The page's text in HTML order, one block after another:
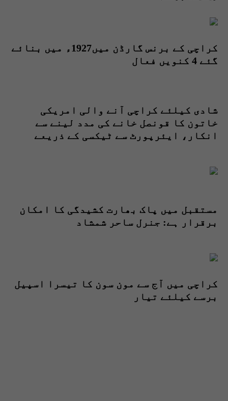
کراچی کے برنس گارڈن میں1927ء میں بنائے
گئے 4 کنویں فعال
شادی کیلئے کراچی آنے والی امریکی
خاتون کا قونصل خانے کی مدد لینے سے
انکار، ایئرپورٹ سے ٹیکسی کے ذریعے
مستقبل میں پاک بھارت کشیدگی کا امکان
برقرار ہے: جنرل ساحر شمشاد
کراچی میں آج سے مون سون کا تیسرا اسپیل
برسے کیلئے تیار